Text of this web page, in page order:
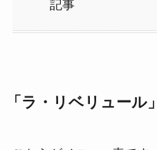
記事
「ラ・リベリュール